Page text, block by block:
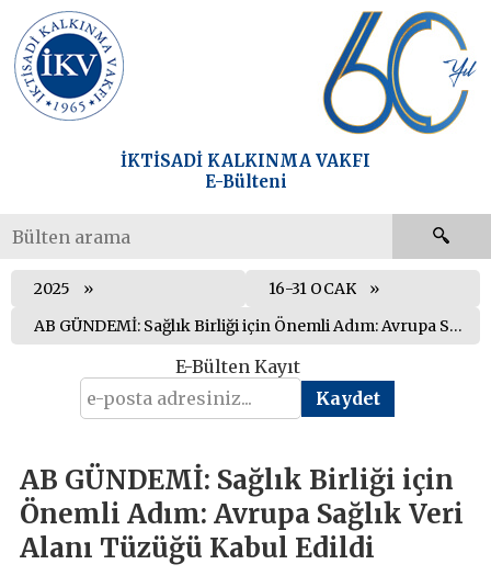
İKTİSADİ KALKINMA VAKFI
E-Bülteni
2025
16-31 OCAK
AB GÜNDEMİ: Sağlık Birliği için Önemli Adım: Avrupa Sağlık Veri Alanı Tüzüğü Kabul Edildi
E-Bülten Kayıt
AB GÜNDEMİ: Sağlık Birliği için
Önemli Adım: Avrupa Sağlık Veri
Alanı Tüzüğü Kabul Edildi